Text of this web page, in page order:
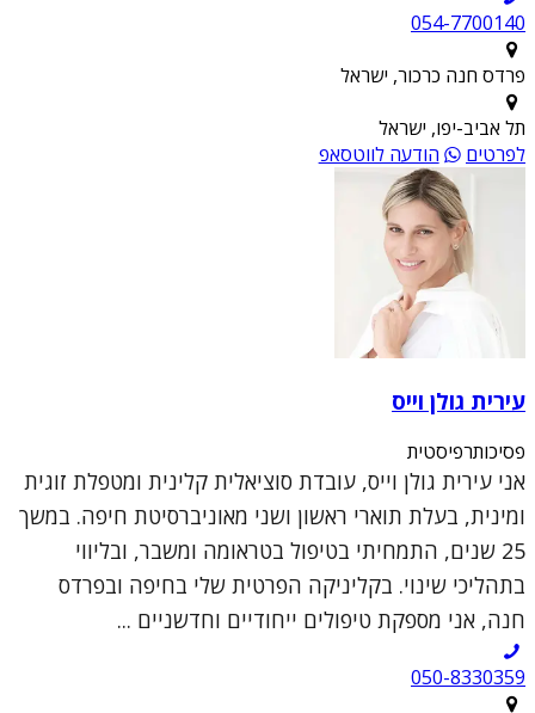
054-7700140
פרדס חנה כרכור, ישראל
תל אביב-יפו, ישראל
לפרטים
הודעה לווטסאפ
עירית גולן וייס
פסיכותרפיסטית
אני עירית גולן וייס, עובדת סוציאלית קלינית ומטפלת זוגית
ומינית, בעלת תוארי ראשון ושני מאוניברסיטת חיפה. במשך
25 שנים, התמחיתי בטיפול בטראומה ומשבר, ובליווי
בתהליכי שינוי. בקליניקה הפרטית שלי בחיפה ובפרדס
חנה, אני מספקת טיפולים ייחודיים וחדשניים ...
050-8330359